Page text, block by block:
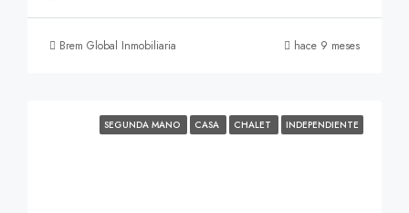
Brem Global Inmobiliaria hace 9 meses
SEGUNDA MANO CASA CHALET INDEPENDIENTE